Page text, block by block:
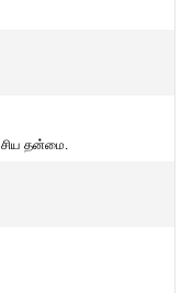
தன்மை.